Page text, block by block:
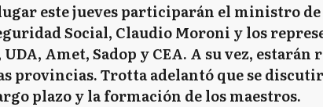
este jueves participarán el ministro
Social, Claudio Moroni y los
Amet, Sadop y CEA. A su vez,
provincias. Trotta adelantó que se
plazo y la formación de los maestros.